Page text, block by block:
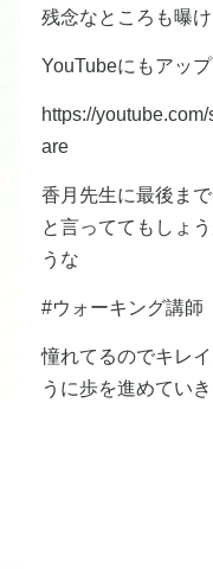
残念なところも曝
YouTubeにもアッ
https://
are
香月先生に最後ま
と言っててもしょ
うな
#ウォーキング講師
憧れてるのでキレ
うに歩を進めてい